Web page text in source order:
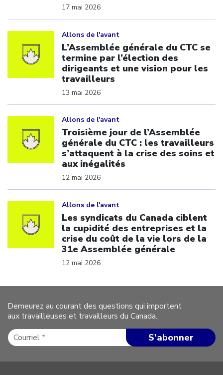
17 mai 2026
Allons de l'avant
L’Assemblée générale du CTC se
termine par l’élection des
dirigeants et une vision pour les
travailleurs
13 mai 2026
Allons de l'avant
Troisième jour de l’Assemblée
générale du CTC : les travailleurs
s’attaquent à la crise des soins et
aux inégalités
12 mai 2026
Allons de l'avant
Les syndicats du Canada ciblent
la cupidité des entreprises et la
crise du coût de la vie lors de la
31e Assemblée générale
12 mai 2026
Demeurez au courant des questions qui importent
aux travailleuses et travailleurs du Canada.